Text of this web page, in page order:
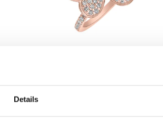
Details
Prsteň s diamantmi Fantastic Gem